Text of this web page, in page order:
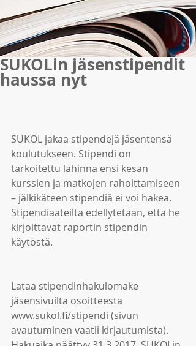
SUKOLin jäsenstipendit
haussa nyt
SUKOL jakaa stipendejä jäsentensä
koulutukseen. Stipendi on
tarkoitettu lähinnä ensi kesän
kurssien ja matkojen rahoittamiseen
– jälkikäteen stipendiä ei voi hakea.
Stipendiaateilta edellytetään, että he
kirjoittavat raportin stipendin
käytöstä.
Lataa stipendinhakulomake
jäsensivuilta osoitteesta
www.sukol.fi/stipendi (sivun
avautuminen vaatii kirjautumista).